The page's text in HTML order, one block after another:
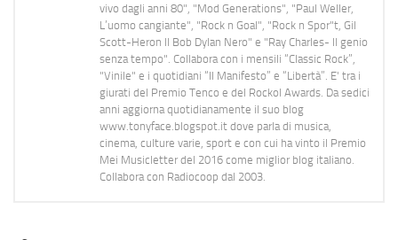
vivo dagli anni 80", "Mod Generations", "Paul Weller,
L’uomo cangiante", "Rock n Goal", "Rock n Spor"t, Gil
Scott-Heron Il Bob Dylan Nero" e "Ray Charles- Il genio
senza tempo". Collabora con i mensili “Classic Rock”,
"Vinile" e i quotidiani “Il Manifesto” e “Libertà”. E' tra i
giurati del Premio Tenco e del Rockol Awards. Da sedici
anni aggiorna quotidianamente il suo blog
www.tonyface.blogspot.it dove parla di musica,
cinema, culture varie, sport e con cui ha vinto il Premio
Mei Musicletter del 2016 come miglior blog italiano.
Collabora con Radiocoop dal 2003.